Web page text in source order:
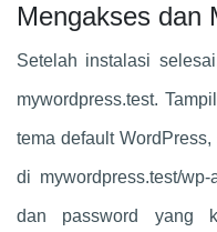
Mengakses dan
Setelah instalasi
mywordpress.test.
tema default
di mywordpress.test/
dan password yang